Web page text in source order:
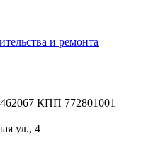
и ремонта
КПП 772801001
ул., 4